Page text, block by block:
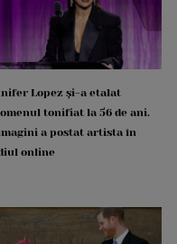
Lopez și-a etalat
tonifiat la 56 de ani.
a postat artista în
online